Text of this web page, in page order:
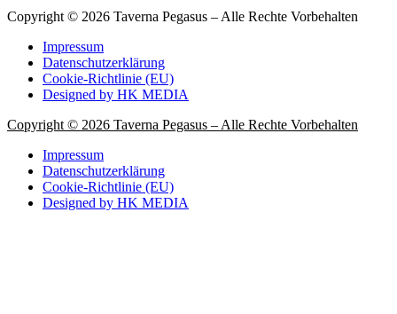
Copyright © 2026 Taverna Pegasus – Alle Rechte Vorbehalten
Impressum
Datenschutzerklärung
Cookie-Richtlinie (EU)
Designed by HK MEDIA
Copyright © 2026 Taverna Pegasus – Alle Rechte Vorbehalten
Impressum
Datenschutzerklärung
Cookie-Richtlinie (EU)
Designed by HK MEDIA